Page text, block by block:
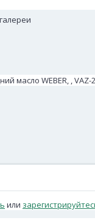
масло WEBER, , VAZ-
или